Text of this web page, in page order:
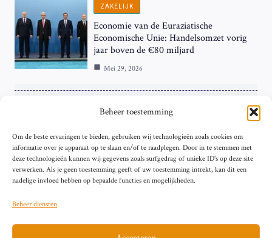
Beheer toestemming
Om de beste ervaringen te bieden, gebruiken wij technologieën zoals cookies om
informatie over je apparaat op te slaan en/of te raadplegen. Door in te stemmen met
deze technologieën kunnen wij gegevens zoals surfgedrag of unieke ID's op deze site
verwerken. Als je geen toestemming geeft of uw toestemming intrekt, kan dit een
nadelige invloed hebben op bepaalde functies en mogelijkheden.
Beheer diensten
ZAKELIJK
Economie van de Euraziatische
Economische Unie: Handelsomzet vorig
jaar boven de €80 miljard
Mei 29, 2026
ZAKELIJK
Hardnekkige Inflatie bij de ‘Grote Vier’
van de Eurozone
Mei 29, 2026